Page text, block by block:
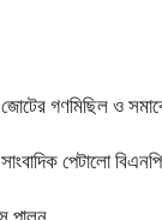
গণমিছিল ও
পেটালো